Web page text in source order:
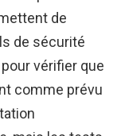
de
de sécurité
vérifier que
comme prévu